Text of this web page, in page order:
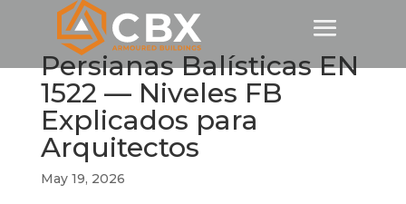
Persianas Balísticas EN
1522 — Niveles FB
Explicados para
Arquitectos
May 19, 2026